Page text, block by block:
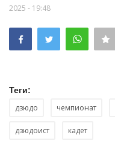
2025 - 19:48
Теги:
дзюдо чемпионат
дзюдоист кадет